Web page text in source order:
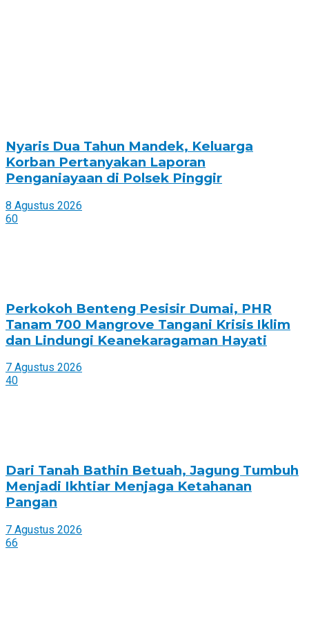
Nyaris Dua Tahun Mandek, Keluarga
Korban Pertanyakan Laporan
Penganiayaan di Polsek Pinggir
8 Agustus 2026
60
Perkokoh Benteng Pesisir Dumai, PHR
Tanam 700 Mangrove Tangani Krisis Iklim
dan Lindungi Keanekaragaman Hayati
7 Agustus 2026
40
Dari Tanah Bathin Betuah, Jagung Tumbuh
Menjadi Ikhtiar Menjaga Ketahanan
Pangan
7 Agustus 2026
66